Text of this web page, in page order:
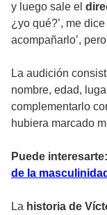
y luego sale el
¿yo qué?’, me dice
acompañarlo’,
La audición
nombre, edad,
complementarlo
hubiera marcado
Puede interesarte:
de la masculinidad
La historia de